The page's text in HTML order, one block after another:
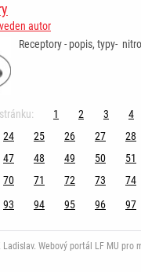
autor
Receptory - popis, typy-
1 2 3 4
24 25 26 27 28
47 48 49 50 51
70 71 72 73 74
93 94 95 96 97
Ladislav. Webový portál LF